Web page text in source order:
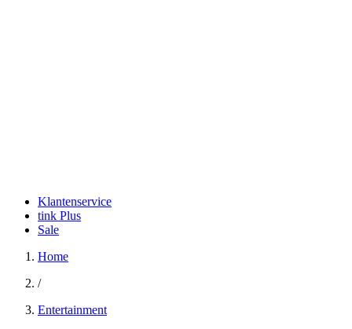
Klantenservice
tink Plus
Sale
Home
/
Entertainment